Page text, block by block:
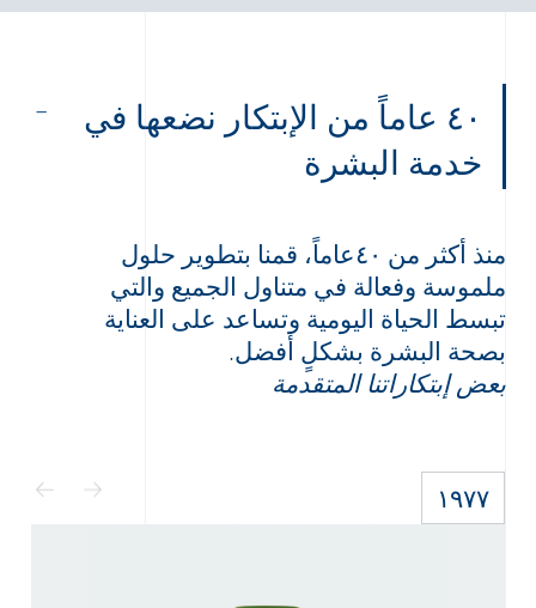
٤٠ عاماً من الإبتكار نضعها في
خدمة البشرة
منذ أكثر من ٤٠عاماً، قمنا بتطوير حلول
ملموسة وفعالة في متناول الجميع والتي
تبسط الحياة اليومية وتساعد على العناية
بصحة البشرة بشكلٍ أفضل.
بعض إبتكاراتنا المتقدمة
١٩٧٧